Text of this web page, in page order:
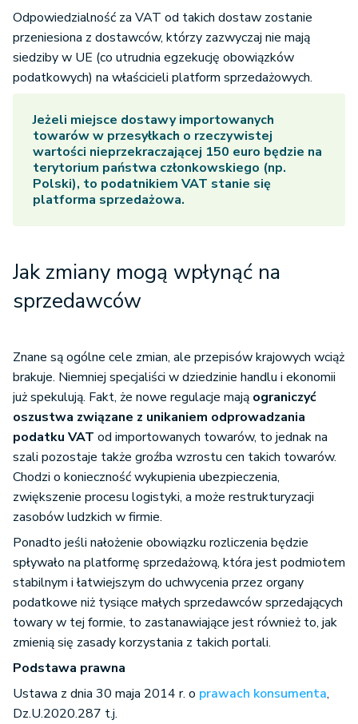
Odpowiedzialność za VAT od takich dostaw zostanie
przeniesiona z dostawców, którzy zazwyczaj nie mają
siedziby w UE (co utrudnia egzekucję obowiązków
podatkowych) na właścicieli platform sprzedażowych.
Jeżeli miejsce dostawy importowanych
towarów w przesyłkach o rzeczywistej
wartości nieprzekraczającej 150 euro będzie na
terytorium państwa członkowskiego (np.
Polski), to podatnikiem VAT stanie się
platforma sprzedażowa.
Jak zmiany mogą wpłynąć na
sprzedawców
Znane są ogólne cele zmian, ale przepisów krajowych wciąż
brakuje. Niemniej specjaliści w dziedzinie handlu i ekonomii
już spekulują. Fakt, że nowe regulacje mają ograniczyć
oszustwa związane z unikaniem odprowadzania
podatku VAT od importowanych towarów, to jednak na
szali pozostaje także groźba wzrostu cen takich towarów.
Chodzi o konieczność wykupienia ubezpieczenia,
zwiększenie procesu logistyki, a może restrukturyzacji
zasobów ludzkich w firmie.
Ponadto jeśli nałożenie obowiązku rozliczenia będzie
spływało na platformę sprzedażową, która jest podmiotem
stabilnym i łatwiejszym do uchwycenia przez organy
podatkowe niż tysiące małych sprzedawców sprzedających
towary w tej formie, to zastanawiające jest również to, jak
zmienią się zasady korzystania z takich portali.
Podstawa prawna
Ustawa z dnia 30 maja 2014 r. o prawach konsumenta,
Dz.U.2020.287 t.j.